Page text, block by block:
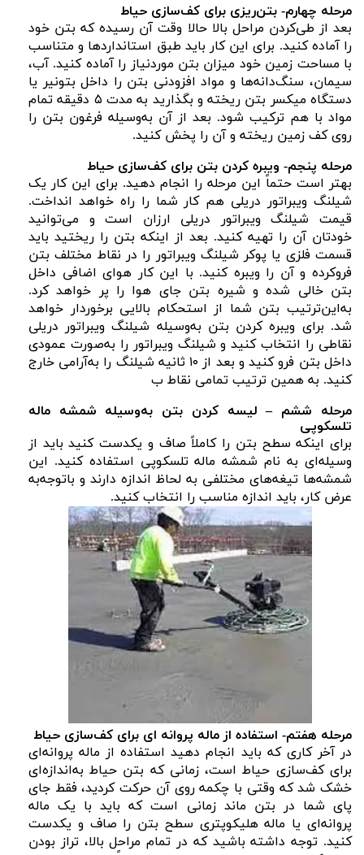
مرحله چهارم- بتن‌ریزی برای کف‌سازی حیاط
بعد از طی‌کردن مراحل بالا حالا وقت آن رسیده که بتن خود
را آماده کنید. برای این کار باید طبق استانداردها و متناسب
با مساحت زمین خود میزان بتن موردنیاز را آماده کنید. آب،
سیمان، سنگ‌دانه‌ها و مواد افزودنی بتن را داخل بتونیر یا
دستگاه میکسر بتن ریخته و بگذارید به مدت ۵ دقیقه تمام
مواد با هم ترکیب شود. بعد از آن به‌وسیله فرغون بتن را
روی کف زمین ریخته و آن را پخش کنید.
مرحله پنجم- ویبره کردن بتن برای کف‌سازی حیاط
بهتر است حتماً این مرحله را انجام دهید. برای این کار یک
شیلنگ ویبراتور دریلی هم کار شما را راه خواهد انداخت.
قیمت شیلنگ ویبراتور دریلی ارزان است و می‌توانید
خودتان آن را تهیه کنید. بعد از اینکه بتن را ریختید باید
قسمت فلزی یا پوکر شیلنگ ویبراتور را در نقاط مختلف بتن
فروکرده و آن را ویبره کنید. با این کار هوای اضافی داخل
بتن خالی شده و شیره بتن جای هوا را پر خواهد کرد.
به‌این‌ترتیب بتن شما از استحکام بالایی برخوردار خواهد
شد. برای ویبره کردن بتن به‌وسیله شیلنگ ویبراتور دریلی
نقاطی را انتخاب کنید و شیلنگ ویبراتور را به‌صورت عمودی
داخل بتن فرو کنید و بعد از ۱۰ ثانیه شیلنگ را به‌آرامی خارج
کنید. به همین ترتیب تمامی نقاط ب
مرحله ششم – لیسه کردن بتن به‌وسیله شمشه ماله
تلسکوپی
برای اینکه سطح بتن را کاملاً صاف و یکدست کنید باید از
وسیله‌ای به نام شمشه ماله تلسکوپی استفاده کنید. این
شمشه‌ها تیغه‌های مختلفی به لحاظ اندازه دارند و باتوجه‌به
عرض کار، باید اندازه مناسب را انتخاب کنید.
مرحله هفتم- استفاده از ماله پروانه ای برای کف‌سازی حیاط
در آخر کاری که باید انجام دهید استفاده از ماله پروانه‌ای
برای کف‌سازی حیاط است، زمانی که بتن حیاط به‌اندازه‌ای
خشک شد که وقتی با چکمه روی آن حرکت کردید، فقط جای
پای شما در بتن ماند زمانی است که باید با یک ماله
پروانه‌ای یا ماله هلیکوپتری سطح بتن را صاف و یکدست
کنید. توجه داشته باشید که در تمام مراحل بالا، تراز بودن